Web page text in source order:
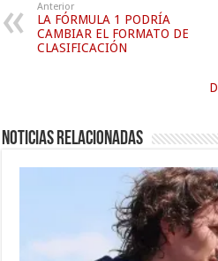
Anterior
LA FÓRMULA 1 PODRÍA
CAMBIAR EL FORMATO DE
CLASIFICACIÓN
Noticias relacionadas